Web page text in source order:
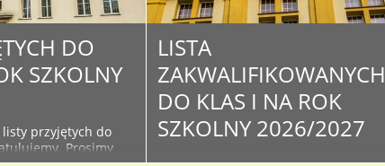
DO
SZKOLNY
przyjętych do
Prosimy
LISTA
ZAKWALIFIKOWANYCH
DO KLAS I NA ROK
SZKOLNY 2026/2027
Poniżej publikujemy listy